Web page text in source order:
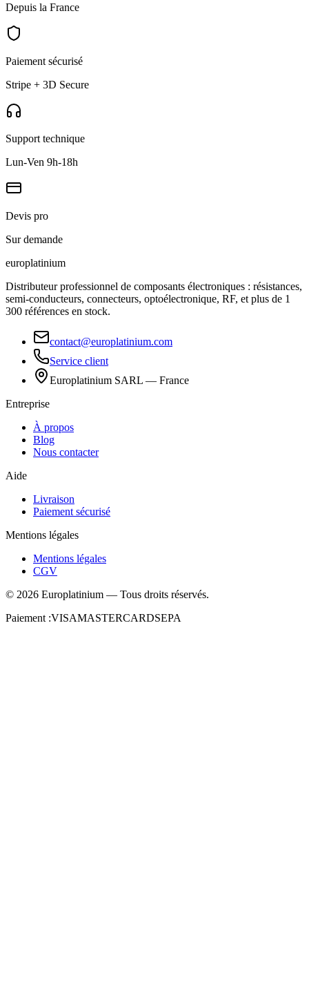
Depuis la France
Paiement sécurisé
Stripe + 3D Secure
Support technique
Lun-Ven 9h-18h
Devis pro
Sur demande
europlatinium
Distributeur professionnel de composants électroniques : résistances,
semi-conducteurs, connecteurs, optoélectronique, RF, et plus de 1
300 références en stock.
contact@europlatinium.com
Service client
Europlatinium SARL — France
Entreprise
À propos
Blog
Nous contacter
Aide
Livraison
Paiement sécurisé
Mentions légales
Mentions légales
CGV
© 2026 Europlatinium — Tous droits réservés.
Paiement :VISAMASTERCARDSEPA